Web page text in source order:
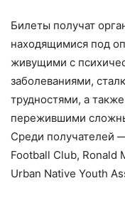
Билеты получат
находящимися под
живущими с
заболеваниями,
трудностями, а
пережившими
Среди получателей
Football Club, Ronald
Urban Native Youth